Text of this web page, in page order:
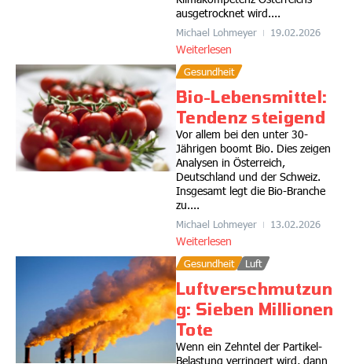
ausgetrocknet wird....
Michael Lohmeyer 19.02.2026
Weiterlesen
Gesundheit
Bio-Lebensmittel:
Tendenz steigend
Vor allem bei den unter 30-
Jährigen boomt Bio. Dies zeigen
Analysen in Österreich,
Deutschland und der Schweiz.
Insgesamt legt die Bio-Branche
zu....
Michael Lohmeyer 13.02.2026
Weiterlesen
Gesundheit Luft
Luftverschmutzun
g: Sieben Millionen
Tote
Wenn ein Zehntel der Partikel-
Belastung verringert wird, dann